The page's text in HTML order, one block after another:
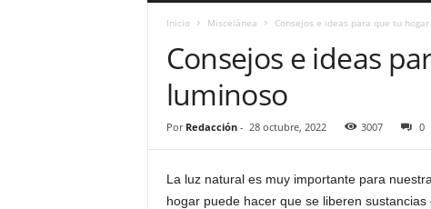
Inicio Miscelánea Consejos e ideas para que tu
Consejos e ideas
luminoso
Por Redacción- 28 octubre, 2022 3007 0
La luz natural es muy importante para
hogar puede hacer que se liberen